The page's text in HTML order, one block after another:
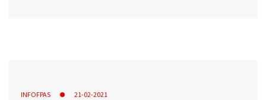
INFOFPAS 21-02-2021